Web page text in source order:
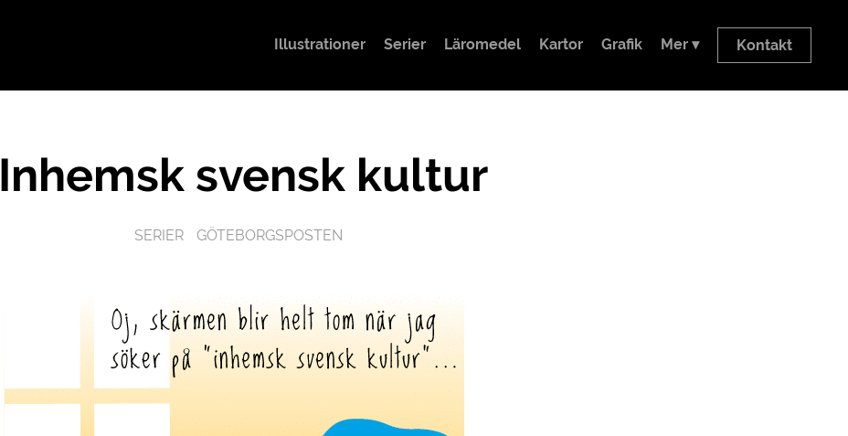
Illustrationer Serier Läromedel Kartor Grafik Mer ▾ Kontakt
Inhemsk svensk kultur
SERIER GÖTEBORGSPOSTEN